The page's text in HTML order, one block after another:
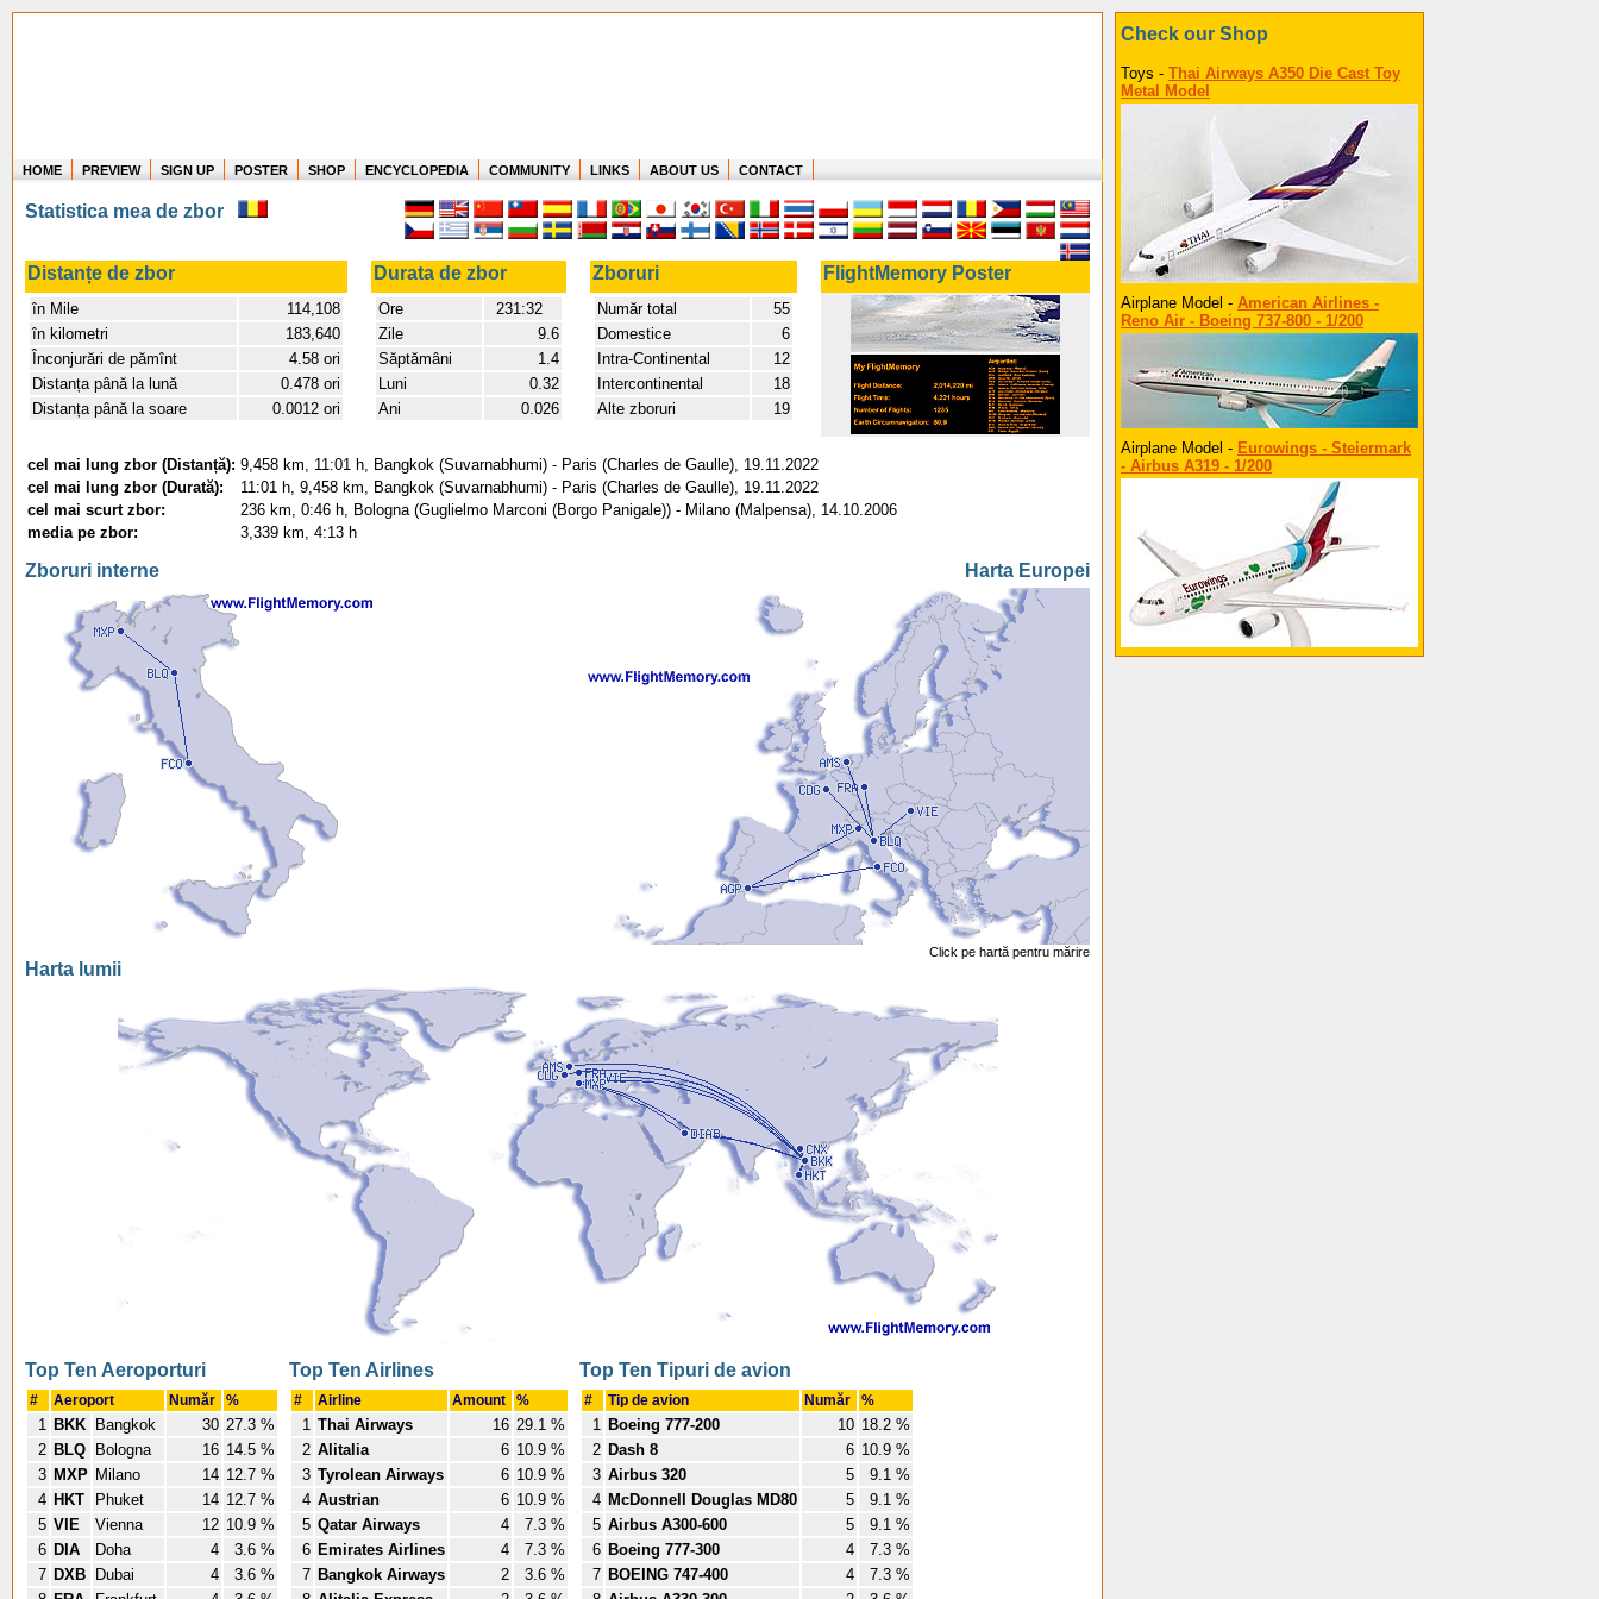
Where in the world have you flown?
How long have you been in the air?
Create your own FlightMemory and see!
HOME PREVIEW SIGN UP POSTER SHOP ENCYCLOPEDIA COMMUNITY LINKS ABOUT US CONTACT
Statistica mea de zbor
Distanțe de zbor Durata de zbor Zboruri FlightMemory Poster
în Mile
114,108
în kilometri
183,640
Înconjurări de pămînt
4.58 ori
Distanța până la lună
0.478 ori
Distanța până la soare
0.0012 ori
Ore
231:32
Zile
9.6
Săptămâni
1.4
Luni
0.32
Ani
0.026
Număr total
55
Domestice
6
Intra-Continental
12
Intercontinental
18
Alte zboruri
19
cel mai lung zbor (Distanță): 9,458 km, 11:01 h, Bangkok (Suvarnabhumi) - Paris (Charles de Gaulle), 19.11.2022
cel mai lung zbor (Durată):
11:01 h, 9,458 km, Bangkok (Suvarnabhumi) - Paris (Charles de Gaulle), 19.11.2022
cel mai scurt zbor:
236 km, 0:46 h, Bologna (Guglielmo Marconi (Borgo Panigale)) - Milano (Malpensa), 14.10.2006
media pe zbor:
3,339 km, 4:13 h
Zboruri interne Harta Europei
Click pe hartă pentru mărire
Harta lumii
Top Ten Aeroporturi
# Aeroport Număr %
1 BKK Bangkok 30 27.3 %
2 BLQ Bologna 16 14.5 %
3 MXP Milano 14 12.7 %
4 HKT Phuket 14 12.7 %
5 VIE Vienna 12 10.9 %
6 DIA Doha 4
3.6 %
7 DXB Dubai 4
3.6 %
Top Ten Airlines
# Airline Amount %
1 Thai Airways 16 29.1 %
2 Alitalia 6 10.9 %
3 Tyrolean Airways 6 10.9 %
4 Austrian 6 10.9 %
5 Qatar Airways 4
7.3 %
6 Emirates Airlines 4
7.3 %
7 Bangkok Airways 2
3.6 %
Top Ten Tipuri de avion
# Tip de avion Număr %
1 Boeing 777-200 10 18.2 %
2 Dash 8 6 10.9 %
3 Airbus 320 5
9.1 %
4 McDonnell Douglas MD80 5
9.1 %
5 Airbus A300-600 5
9.1 %
6 Boeing 777-300 4
7.3 %
7 BOEING 747-400 4
7.3 %
Check our Shop
Toys - Thai Airways A350 Die Cast Toy
Metal Model
Airplane Model - American Airlines -
Reno Air - Boeing 737-800 - 1/200
Airplane Model - Eurowings - Steiermark
- Airbus A319 - 1/200